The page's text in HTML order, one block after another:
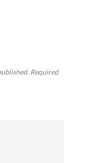
Required